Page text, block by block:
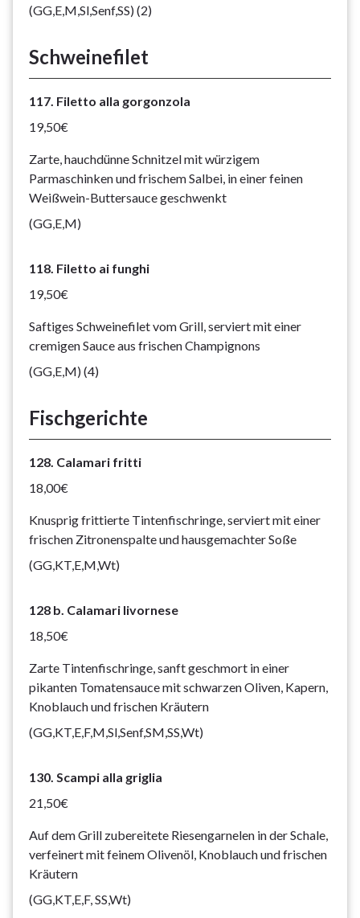
(GG,E,M,Sl,Senf,SS) (2)
Schweinefilet
117. Filetto alla gorgonzola
19,50€
Zarte, hauchdünne Schnitzel mit würzigem
Parmaschinken und frischem Salbei, in einer feinen
Weißwein-Buttersauce geschwenkt
(GG,E,M)
118. Filetto ai funghi
19,50€
Saftiges Schweinefilet vom Grill, serviert mit einer
cremigen Sauce aus frischen Champignons
(GG,E,M) (4)
Fischgerichte
128. Calamari fritti
18,00€
Knusprig frittierte Tintenfischringe, serviert mit einer
frischen Zitronenspalte und hausgemachter Soße
(GG,KT,E,M,Wt)
128 b. Calamari livornese
18,50€
Zarte Tintenfischringe, sanft geschmort in einer
pikanten Tomatensauce mit schwarzen Oliven, Kapern,
Knoblauch und frischen Kräutern
(GG,KT,E,F,M,Sl,Senf,SM,SS,Wt)
130. Scampi alla griglia
21,50€
Auf dem Grill zubereitete Riesengarnelen in der Schale,
verfeinert mit feinem Olivenöl, Knoblauch und frischen
Kräutern
(GG,KT,E,F, SS,Wt)